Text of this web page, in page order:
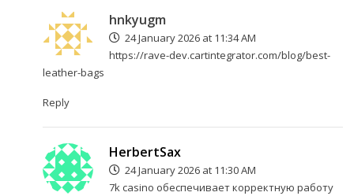
hnkyugm
24 January 2026 at 11:34 AM
https://rave-dev.cartintegrator.com/blog/best-
leather-bags
Reply
HerbertSax
24 January 2026 at 11:30 AM
7k casino обеспечивает корректную работу